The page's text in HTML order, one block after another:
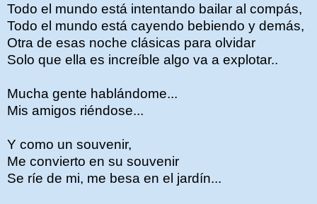
Todo el mundo está intentando bailar al compás,
Todo el mundo está cayendo bebiendo y demás,
Otra de esas noche clásicas para olvidar
Solo que ella es increíble algo va a explotar..
Mucha gente hablándome...
Mis amigos riéndose...
Y como un souvenir,
Me convierto en su souvenir
Se ríe de mi, me besa en el jardín...